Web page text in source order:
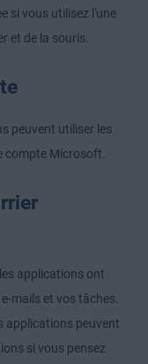
si vous utilisez l'une
et de la souris.
peuvent utiliser les
compte Microsoft.
applications ont
mails et vos tâches.
applications peuvent
si vous pensez